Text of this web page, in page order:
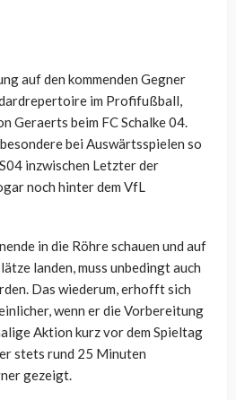
auf den kommenden Gegner
im Profifußball,
Geraerts beim FC Schalke 04.
bei Auswärtsspielen so
inzwischen Letzter der
noch hinter dem VfL
in die Röhre schauen und auf
landen, muss unbedingt auch
Das wiederum, erhofft sich
wenn er die Vorbereitung
Aktion kurz vor dem Spieltag
stets rund 25 Minuten
gezeigt.